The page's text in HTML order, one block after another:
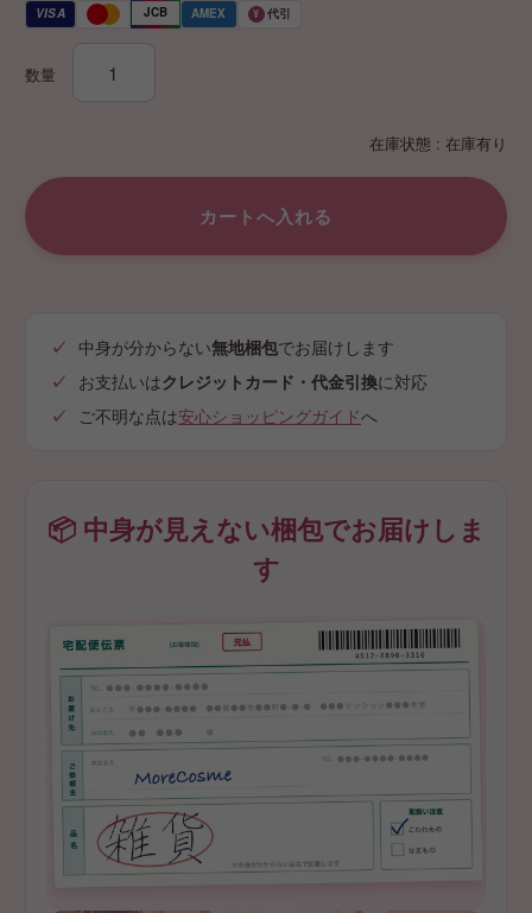
在庫状態 : 在庫有り
VISA JCB AMEX ¥ 代引
数量
中身が分からない無地梱包でお届けします
お支払いはクレジットカード・代金引換に対応
ご不明な点は安心ショッピングガイドへ
📦 中身が見えない梱包でお届けしま
す